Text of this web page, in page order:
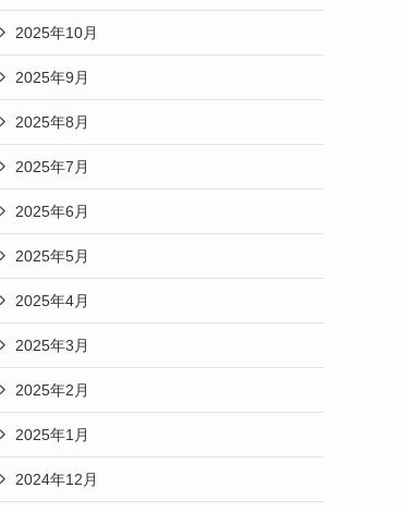
2025年10月
2025年9月
2025年8月
2025年7月
2025年6月
2025年5月
2025年4月
2025年3月
2025年2月
2025年1月
2024年12月